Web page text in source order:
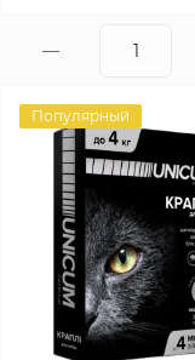
Популярный